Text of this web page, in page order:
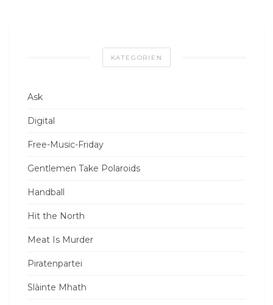
KATEGORIEN
Ask
Digital
Free-Music-Friday
Gentlemen Take Polaroids
Handball
Hit the North
Meat Is Murder
Piratenpartei
Slàinte Mhath